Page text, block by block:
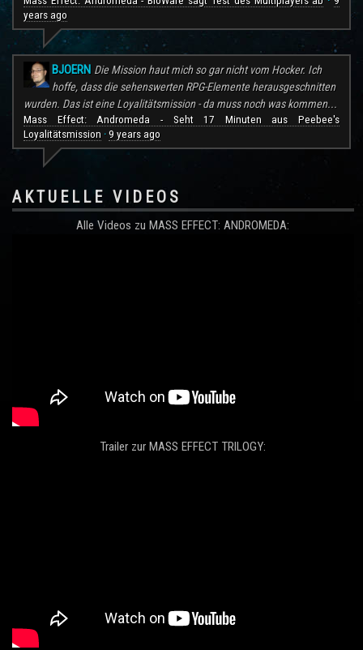
years ago
BJOERN Die Mission haut mich so gar nicht vom Hocker. Ich
hoffe, dass die sehenswerten RPG-Elemente herausgeschnitten
wurden. Das ist eine Loyalitätsmission - da muss noch was kommen...
Mass Effect: Andromeda - Seht 17 Minuten aus Peebee's
Loyalitätsmission · 9 years ago
AKTUELLE VIDEOS
Alle Videos zu MASS EFFECT: ANDROMEDA:
Trailer zur MASS EFFECT TRILOGY: